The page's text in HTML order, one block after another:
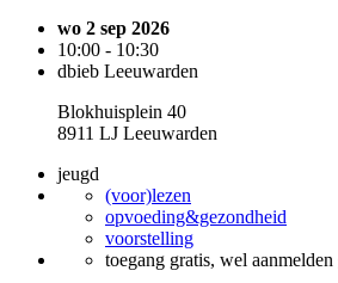
wo 2 sep 2026
10:00 - 10:30
dbieb Leeuwarden
Blokhuisplein 40
8911 LJ Leeuwarden
jeugd
(voor)lezen
opvoeding&gezondheid
voorstelling
toegang gratis, wel aanmelden